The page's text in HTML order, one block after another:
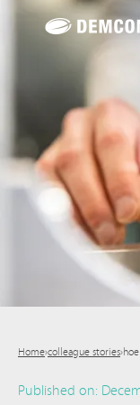
Home›colleague stories›
Published on: